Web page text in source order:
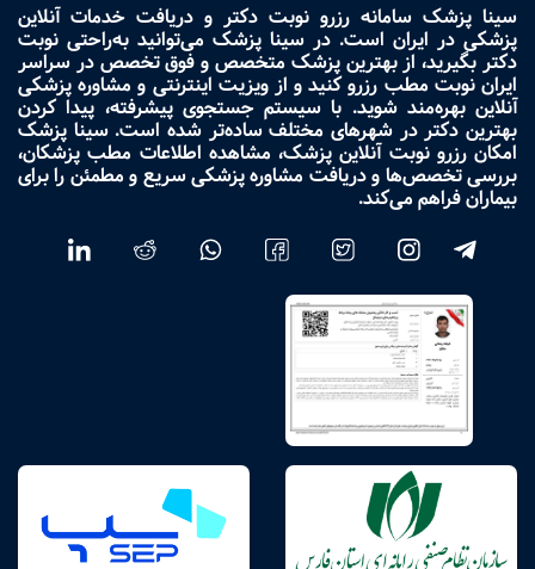
سینا پزشک سامانه رزرو نوبت دکتر و دریافت خدمات آنلاین
پزشکی در ایران است. در سینا پزشک می‌توانید به‌راحتی نوبت
دکتر بگیرید، از بهترین پزشک متخصص و فوق تخصص در سراسر
ایران نوبت مطب رزرو کنید و از ویزیت اینترنتی و مشاوره پزشکی
آنلاین بهره‌مند شوید. با سیستم جستجوی پیشرفته، پیدا کردن
بهترین دکتر در شهرهای مختلف ساده‌تر شده است. سینا پزشک
امکان رزرو نوبت آنلاین پزشک، مشاهده اطلاعات مطب پزشکان،
بررسی تخصص‌ها و دریافت مشاوره پزشکی سریع و مطمئن را برای
بیماران فراهم می‌کند.